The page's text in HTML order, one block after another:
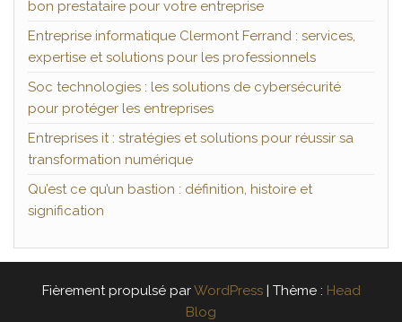
bon prestataire pour votre entreprise
Entreprise informatique Clermont Ferrand : services,
expertise et solutions pour les professionnels
Soc technologies : les solutions de cybersécurité
pour protéger les entreprises
Entreprises it : stratégies et solutions pour réussir sa
transformation numérique
Qu’est ce qu’un bastion : définition, histoire et
signification
Fièrement propulsé parWordPress | Thème : Head
Blog